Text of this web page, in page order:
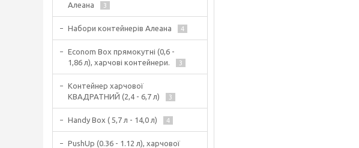
Алеана
3
Набори контейнерів Алеана 4
Econom Box прямокутні (0,6 -
1,86 л), харчові контейнери.
3
Контейнер харчової
КВАДРАТНИЙ (2,4 - 6,7 л)
3
Handy Box ( 5,7 л - 14,0 л) 4
PushUp (0.36 - 1.12 л), харчової